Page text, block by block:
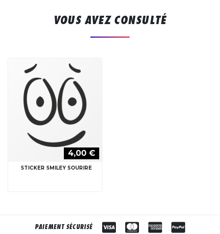
VOUS AVEZ CONSULTÉ
4,00 €
STICKER SMILEY SOURIRE
PAIEMENT SÉCURISÉ